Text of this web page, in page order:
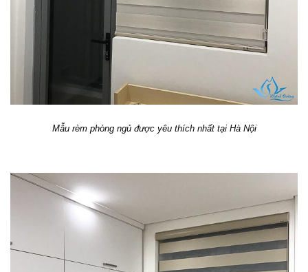
Mẫu rèm phòng ngủ được yêu thích nhất tại Hà Nội